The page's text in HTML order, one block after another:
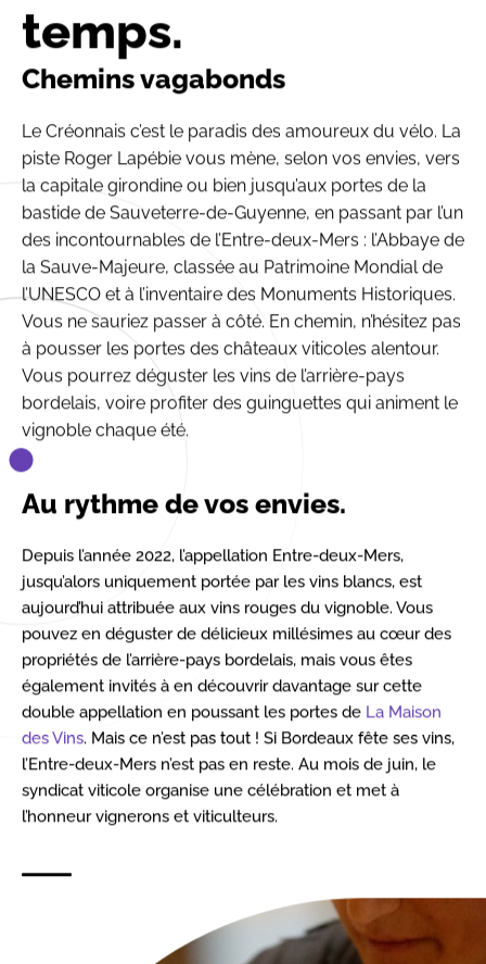
temps.
Chemins vagabonds
Le Créonnais c’est le paradis des amoureux du vélo. La
piste Roger Lapébie vous mène, selon vos envies, vers
la capitale girondine ou bien jusqu’aux portes de la
bastide de Sauveterre-de-Guyenne, en passant par l’un
des incontournables de l’Entre-deux-Mers : l’Abbaye de
la Sauve-Majeure, classée au Patrimoine Mondial de
l’UNESCO et à l’inventaire des Monuments Historiques.
Vous ne sauriez passer à côté. En chemin, n’hésitez pas
à pousser les portes des châteaux viticoles alentour.
Vous pourrez déguster les vins de l’arrière-pays
bordelais, voire profiter des guinguettes qui animent le
vignoble chaque été.
Au rythme de vos envies.
Depuis l’année 2022, l’appellation Entre-deux-Mers,
jusqu’alors uniquement portée par les vins blancs, est
aujourd’hui attribuée aux vins rouges du vignoble. Vous
pouvez en déguster de délicieux millésimes au cœur des
propriétés de l’arrière-pays bordelais, mais vous êtes
également invités à en découvrir davantage sur cette
double appellation en poussant les portes de La Maison
des Vins. Mais ce n’est pas tout ! Si Bordeaux fête ses vins,
l’Entre-deux-Mers n’est pas en reste. Au mois de juin, le
syndicat viticole organise une célébration et met à
l’honneur vignerons et viticulteurs.